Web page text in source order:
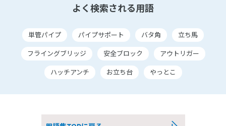
よく検索される用語
単管パイプ パイプサポート バタ角
立ち馬
フライングブリッジ
安全ブロック
アウトリガー
ハッチアンチ
お立ち台 やっとこ